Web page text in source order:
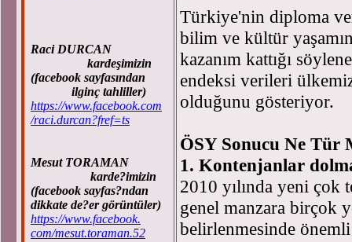
Raci DURCAN
kardeşimizin
(facebook sayfasından
ilginç tahliller)
https://www.facebook.com
/raci.durcan?fref=ts
Mesut TORAMAN
karde?imizin
(facebook sayfas?ndan
dikkate de?er görüntüler)
https://www.facebook.
com/mesut.toraman.52
Türkiye'nin diploma
bilim ve kültür
kazanım kattığı
endeksi verileri
olduğunu gösteriyor.
ÖSY Sonucu Ne Tür
1. Kontenjanlar
2010 yılında yeni çok
genel manzara birçok
belirlenmesinde